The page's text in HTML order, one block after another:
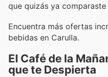
que quizás ya
Encuentra más ofertas
bebidas en Carulla.
El Café de la
que te Despierta